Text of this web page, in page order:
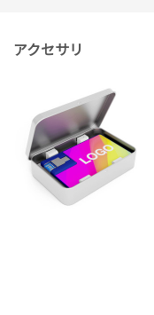
アクセサリ